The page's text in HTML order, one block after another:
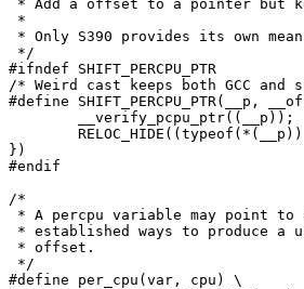
* Add a offset to a pointer but
*
* Only S390 provides its own
*/
#ifndef SHIFT_PERCPU_PTR
/* Weird cast keeps both GCC and
#define SHIFT_PERCPU_PTR(__p, __offset)
})
#endif
/*
* A percpu variable may point to
* established ways to produce a
* offset.
*/
#define per_cpu(var, cpu) \